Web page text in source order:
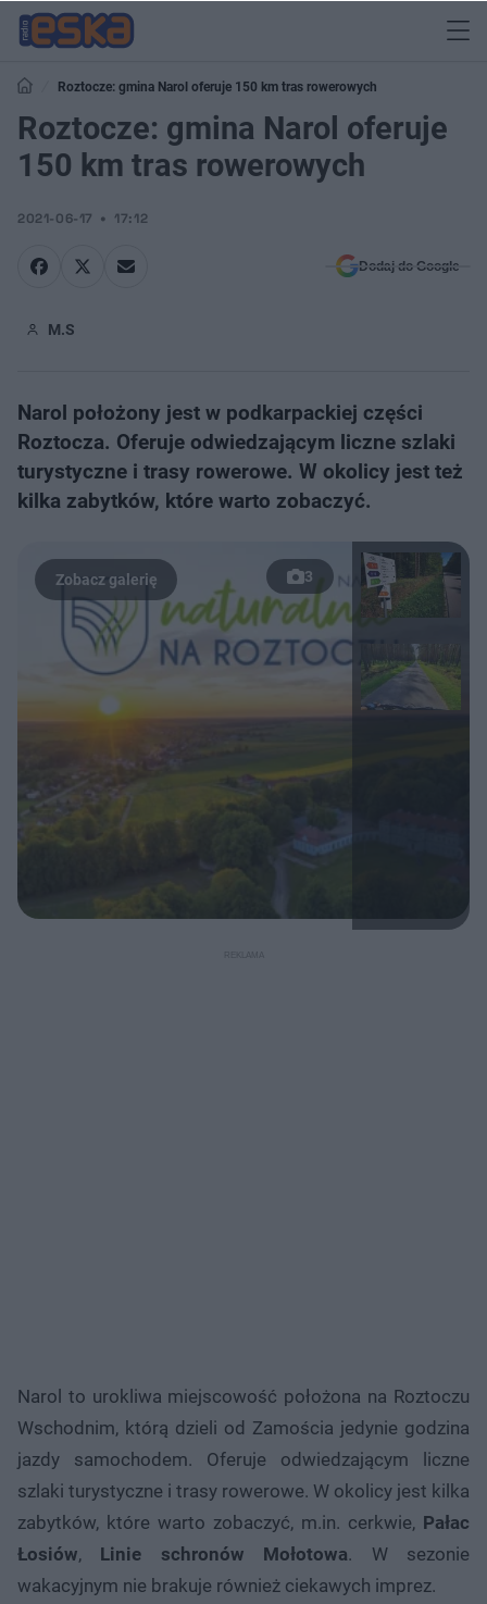
Roztocze: gmina Narol oferuje 150 km tras rowerowych
Roztocze: gmina Narol oferuje
150 km tras rowerowych
2021-06-17 17:12
Dodaj do Google
M.S
Narol położony jest w podkarpackiej części
Roztocza. Oferuje odwiedzającym liczne szlaki
turystyczne i trasy rowerowe. W okolicy jest też
kilka zabytków, które warto zobaczyć.
3
Narol to urokliwa miejscowość położona na Roztoczu
Wschodnim, którą dzieli od Zamościa jedynie godzina
jazdy samochodem. Oferuje odwiedzającym liczne
szlaki turystyczne i trasy rowerowe. W okolicy jest kilka
zabytków, które warto zobaczyć, m.in. cerkwie, Pałac
Łosiów, Linie schronów Mołotowa. W sezonie
wakacyjnym nie brakuje również ciekawych imprez.